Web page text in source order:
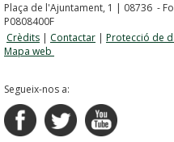
Plaça de l'Ajuntament, 1 | 08736 -
P0808400F
Crèdits | Contactar | Protecció de
Mapa web
Segueix-nos a: